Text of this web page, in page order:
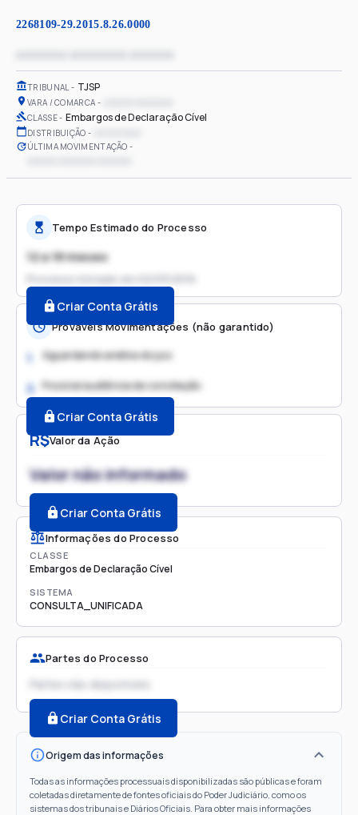
2268109-29.2015.8.26.0000
TRIBUNAL TJSP
VARA / COMARCA
CLASSE Embargos de Declaração Cível
DISTRIBUIÇÃO
ÚLTIMA MOVIMENTAÇÃO
R$Valor da Ação
Valor não informado
Criar Conta Grátis
Informações do Processo
CLASSE
Embargos de Declaração Cível
SISTEMA
CONSULTA_UNIFICADA
Partes do Processo
Partes não disponíveis
Criar Conta Grátis
Origem das informações
Todas as informações processuais disponibilizadas são públicas e foram
coletadas diretamente de fontes oficiais do Poder Judiciário, como os
sistemas dos tribunais e Diários Oficiais. Para obter mais informações
Tempo Estimado do Processo
12 a 18 meses
Processo iniciado em
Criar Conta Grátis
Prováveis Movimentações (não garantido)
1. Aguardando análise do juiz
2. Possível audiência de conciliação
Criar Conta Grátis